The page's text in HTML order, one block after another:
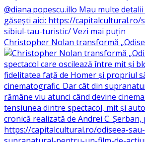
Christopher Nolan transformă